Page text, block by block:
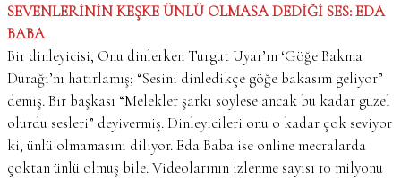
SEVENLERİNİN KEŞKE ÜNLÜ OLMASA DEDİĞİ SES: EDA
BABA
Bir dinleyicisi, Onu dinlerken Turgut Uyar’ın ‘Göğe Bakma
Durağı’nı hatırlamış; “Sesini dinledikçe göğe bakasım geliyor”
demiş. Bir başkası “Melekler şarkı söylese ancak bu kadar güzel
olurdu sesleri” deyivermiş. Dinleyicileri onu o kadar çok seviyor
ki, ünlü olmamasını diliyor. Eda Baba ise online mecralarda
çoktan ünlü olmuş bile. Videolarının izlenme sayısı 10 milyonu